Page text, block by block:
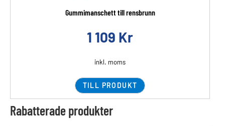
Gummimanschett till rensbrunn
1 109 Kr
inkl. moms
TILL PRODUKT
Rabatterade produkter